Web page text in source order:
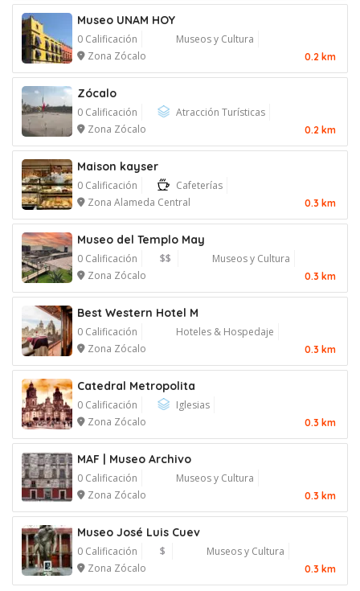
Museo UNAM HOY
0 Calificación
Museos y Cultura
Zona Zócalo
0.2 km
Zócalo
0 Calificación
Atracción Turísticas
Zona Zócalo
0.2 km
Maison kayser
0 Calificación
Cafeterías
Zona Alameda Central
0.3 km
Museo del Templo May
0 Calificación $$
Museos y Cultura
Zona Zócalo
0.3 km
Best Western Hotel M
0 Calificación
Hoteles & Hospedaje
Zona Zócalo
0.3 km
Catedral Metropolita
0 Calificación
Iglesias
Zona Zócalo
0.3 km
MAF | Museo Archivo
0 Calificación
Museos y Cultura
Zona Zócalo
0.3 km
Museo José Luis Cuev
0 Calificación $
Museos y Cultura
Zona Zócalo
0.3 km